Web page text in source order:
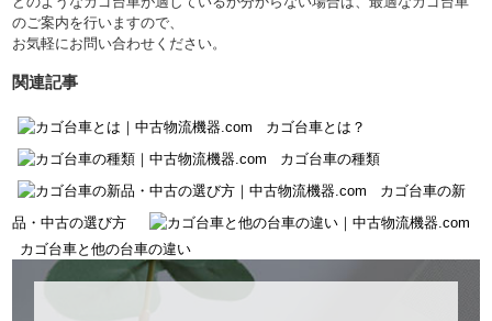
のご案内を行いますので、
お気軽にお問い合わせください。
関連記事
カゴ台車とは？
カゴ台車の種類
カゴ台車の新
品・中古の選び方
カゴ台車と他の台車の違い